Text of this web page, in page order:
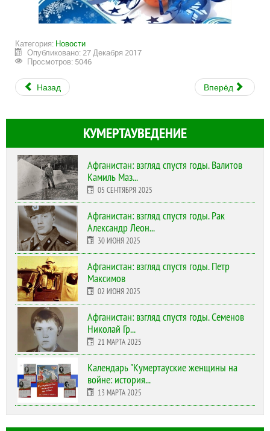
Категория: Новости
Опубликовано: 27 Декабря 2017
Просмотров: 5046
Назад Вперёд
КУМЕРТАУВЕДЕНИЕ
Афганистан: взгляд спустя годы. Валитов
Камиль Маз...
05 СЕНТЯБРЯ 2025
Афганистан: взгляд спустя годы. Рак
Александр Леон...
30 ИЮНЯ 2025
Афганистан: взгляд спустя годы. Петр
Максимов
02 ИЮНЯ 2025
Афганистан: взгляд спустя годы. Семенов
Николай Гр...
21 МАРТА 2025
Календарь "Кумертауские женщины на
войне: история...
13 МАРТА 2025